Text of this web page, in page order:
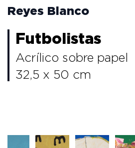
Reyes Blanco
Futbolistas
Acrílico sobre papel
32,5 x 50 cm